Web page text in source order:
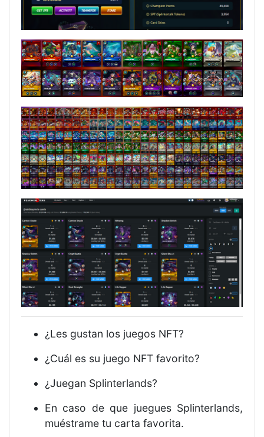
¿Les gustan los juegos NFT?
¿Cuál es su juego NFT favorito?
¿Juegan Splinterlands?
En caso de que juegues Splinterlands,
muéstrame tu carta favorita.